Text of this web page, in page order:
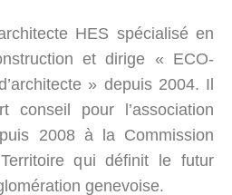
HES spécialisé en
et dirige « ECO-
» depuis 2004. Il
conseil pour l’association
2008 à la Commission
qui définit le futur
genevoise.